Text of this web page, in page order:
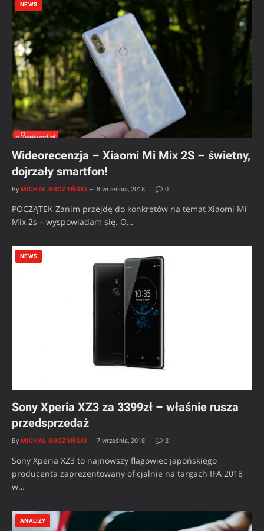
NEWS
Wideorecenzja – Xiaomi Mi Mix 2S – świetny,
dojrzały smartfon!
By MICHAŁ BROŻYŃSKI 8 września, 2018 0
POCZĄTEK Zanim przejdę do konkretów na temat Xiaomi Mi
Mix 2s – wyspowiadam się. O…
NEWS
Sony Xperia XZ3 za 3399zł – właśnie rusza
przedsprzedaż
By MICHAŁ BROŻYŃSKI 7 września, 2018 2
Sony Xperia XZ3 to najnowszy flagowiec japońskiego
producenta zaprezentowany oficjalnie na targach IFA 2018
w…
ANALIZY